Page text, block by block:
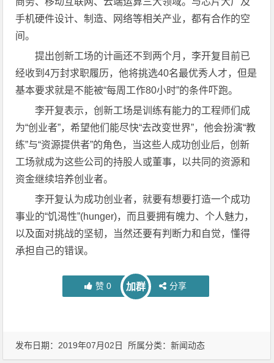
手机硬件设计、制造、网络等相关产业，都有合作的空
间。
提出创新工场的计画还不到两个月，李开复目前已
经收到4万封求职履历，他将挑选40名最优秀人才，但是
基本要求就是不能被“每周工作80小时”的条件吓跑。
李开复表示，创新工场是训练有能力的工程师们成
为“创业者”，希望他们能尽快“去改变世界”，他会扮演“教
练”与“资源提供者”的角色，当这些人成功创业后，创新
工场就成为这些公司的持股人或董事，以共同的资源和
资金继续培养创业者。
李开复认为成功创业者，就要有想要打造一个成功
事业的“饥渴性”(hunger)，而且要拥有魄力、个人魅力，
以及面对挑战的坚韧，当然还要有判断力和自觉，懂得
承担自己的错误。
赞 0 加群 分享
发布日期：2019年07月02日 所属分类：新闻动态